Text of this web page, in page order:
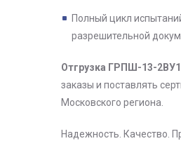
Полный цикл
разрешительной
Отгрузка ГРПШ-13-
заказы и поставлять
Московского региона.
Надежность. Качество.